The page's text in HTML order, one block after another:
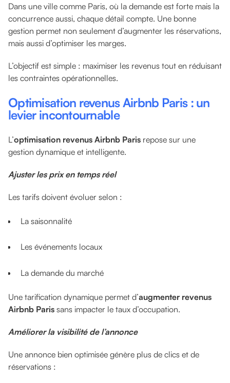
Dans une ville comme Paris, où la demande est forte mais la
concurrence aussi, chaque détail compte. Une bonne
gestion permet non seulement d’augmenter les réservations,
mais aussi d’optimiser les marges.
L’objectif est simple : maximiser les revenus tout en réduisant
les contraintes opérationnelles.
Optimisation revenus Airbnb Paris : un
levier incontournable
L’optimisation revenus Airbnb Paris repose sur une
gestion dynamique et intelligente.
Ajuster les prix en temps réel
Les tarifs doivent évoluer selon :
La saisonnalité
Les événements locaux
La demande du marché
Une tarification dynamique permet d’augmenter revenus
Airbnb Paris sans impacter le taux d’occupation.
Améliorer la visibilité de l’annonce
Une annonce bien optimisée génère plus de clics et de
réservations :